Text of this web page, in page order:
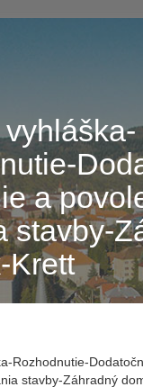
a
stavby-
Krett
Rozhodnutie-
stavby-Záhradný